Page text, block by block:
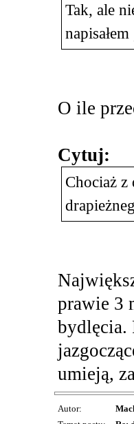
Tak, ale
O ile
Cytuj:
Chociaż z
prawie 3
bydlęcia.
umieją,
Autor: